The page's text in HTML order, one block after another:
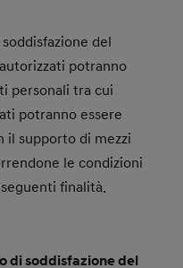
del
potranno
personali tra cui
potranno essere
il supporto di mezzi
le condizioni
finalità.
di soddisfazione del